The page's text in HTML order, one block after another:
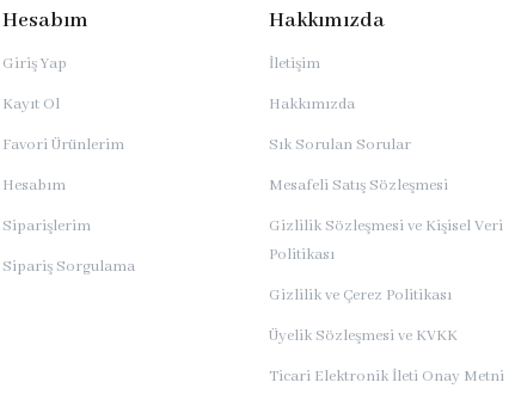
Hesabım
Giriş Yap
Kayıt Ol
Favori Ürünlerim
Hesabım
Siparişlerim
Sipariş Sorgulama
Hakkımızda
İletişim
Hakkımızda
Sık Sorulan Sorular
Mesafeli Satış Sözleşmesi
Gizlilik Sözleşmesi ve Kişisel Veri
Politikası
Gizlilik ve Çerez Politikası
Üyelik Sözleşmesi ve KVKK
Ticari Elektronik İleti Onay Metni